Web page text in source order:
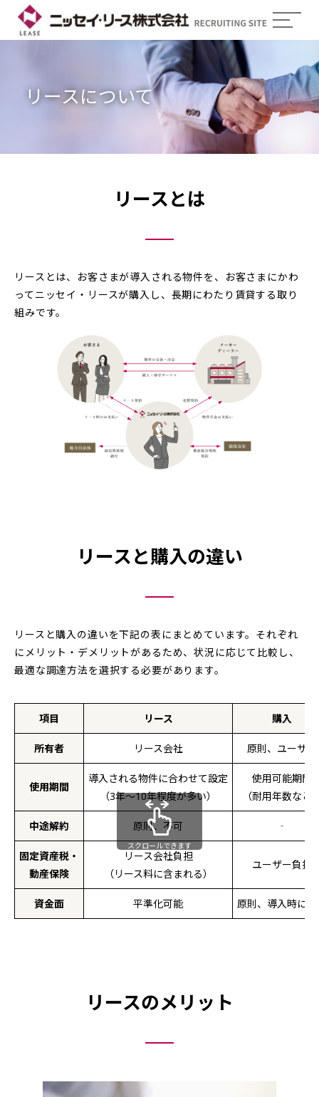
リースについて
リースとは
リースとは、お客さまが導入される物件を、お客さまにかわ
ってニッセイ・リースが購入し、長期にわたり賃貸する取り
組みです。
リースと購入の違い
リースと購入の違いを下記の表にまとめています。それぞれ
にメリット・デメリットがあるため、状況に応じて比較し、
最適な調達方法を選択する必要があります。
項目 リース 購入
所有者 リース会社 原則、ユーザー
使用期間
導入される物件に合わせて設定
（3年～10年程度が多い）
使用可能期間
（耐用年数など
中途解約 原則、不可 ‐
固定資産税・
動産保険
リース会社負担
（リース料に含まれる）
ユーザー負担
資金面 平準化可能 原則、導入時に
スクロールできます
リースのメリット